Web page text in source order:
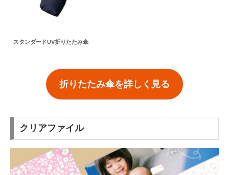
スタンダードUV折りたたみ傘
折りたたみ傘を詳しく見る
クリアファイル